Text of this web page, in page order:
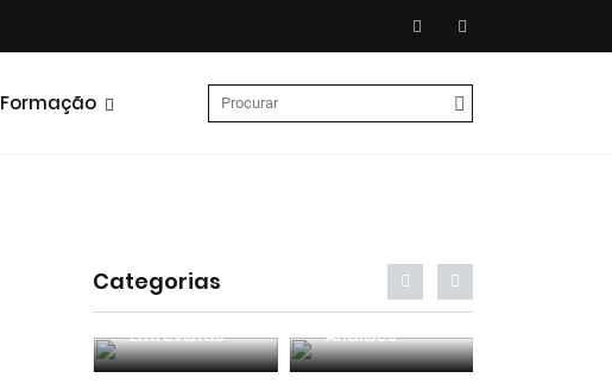
Formação
Categorias
Entrevistas Análises